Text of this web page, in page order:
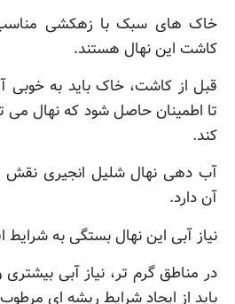
خاک های سبک با زهکشی مناسب،
کاشت این نهال هستند.
قبل از کاشت، خاک باید به
تا اطمینان حاصل شود که نهال می
کند.
آب دهی نهال شلیل انجیری نقش
آن دارد.
نیاز آبی این نهال بستگی به شرایط
در مناطق گرم تر، نیاز آبی
باید از ایجاد شرایط ریشه ای